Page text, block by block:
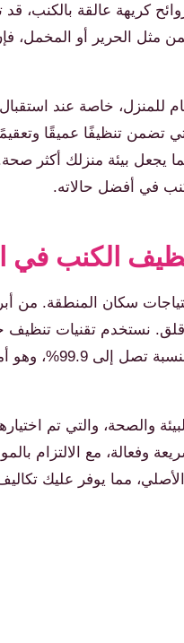
كريهة عالقة بالكنب،
مثل الحرير أو المخمل،
للمنزل، خاصة عند
تضمن تنظيفًا عميقًا
يجعل بيئة منزلك أكثر
الكنب في
سكان المنطقة. من أبرز
نستخدم تقنيات تنظيف
لا يزيل الأوساخ والبقع
والصحة، والتي تم
مع الالتزام
مما يوفر عليك تكاليف